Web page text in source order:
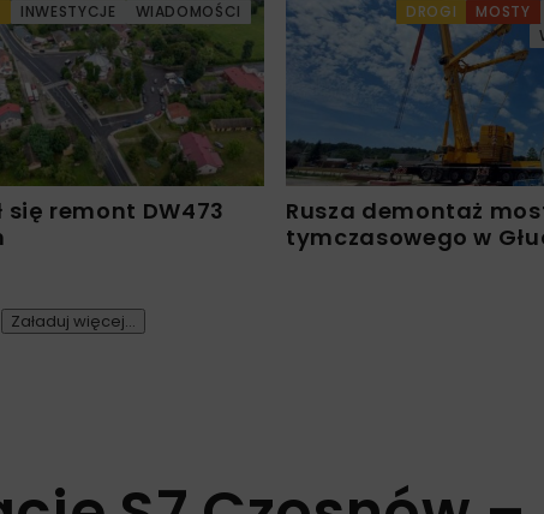
INWESTYCJE WIADOMOŚCI
się remont DW473
DROGI
MOSTY
Rusza demontaż
tymczasowego w
Załaduj więcej...